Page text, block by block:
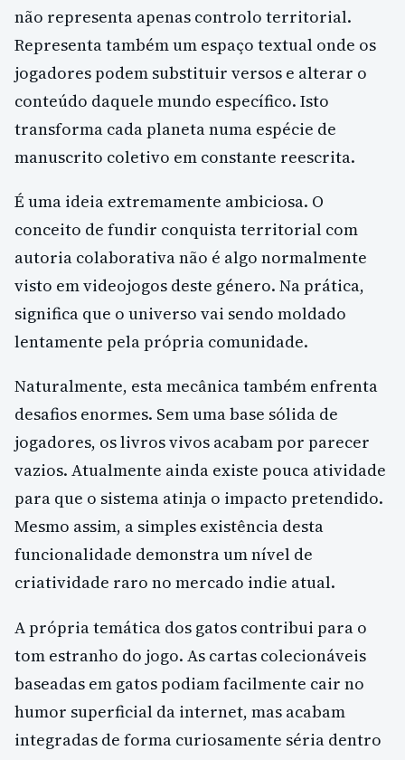
não representa apenas controlo territorial.
Representa também um espaço textual onde os
jogadores podem substituir versos e alterar o
conteúdo daquele mundo específico. Isto
transforma cada planeta numa espécie de
manuscrito coletivo em constante reescrita.
É uma ideia extremamente ambiciosa. O
conceito de fundir conquista territorial com
autoria colaborativa não é algo normalmente
visto em videojogos deste género. Na prática,
significa que o universo vai sendo moldado
lentamente pela própria comunidade.
Naturalmente, esta mecânica também enfrenta
desafios enormes. Sem uma base sólida de
jogadores, os livros vivos acabam por parecer
vazios. Atualmente ainda existe pouca atividade
para que o sistema atinja o impacto pretendido.
Mesmo assim, a simples existência desta
funcionalidade demonstra um nível de
criatividade raro no mercado indie atual.
A própria temática dos gatos contribui para o
tom estranho do jogo. As cartas colecionáveis
baseadas em gatos podiam facilmente cair no
humor superficial da internet, mas acabam
integradas de forma curiosamente séria dentro